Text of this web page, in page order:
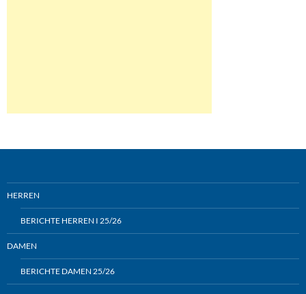
HERREN
BERICHTE HERREN I 25/26
DAMEN
BERICHTE DAMEN 25/26